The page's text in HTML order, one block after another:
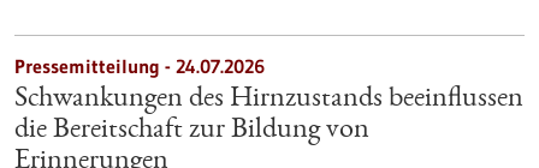
Pressemitteilung - 24.07.2026
Schwankungen des Hirnzustands beeinflussen
die Bereitschaft zur Bildung von
Erinnerungen